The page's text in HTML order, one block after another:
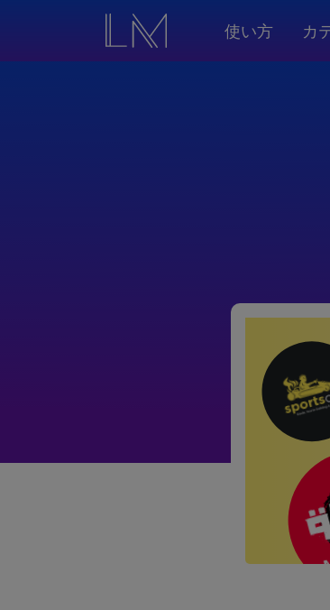
使い方 カ